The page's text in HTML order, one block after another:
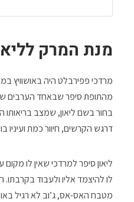
מנת המרק
מרדכי פפירבלט היה באושוויץ
בחור בשם ליאון, שמצב בריאותו
דרגש הקרשים, חיוור כמת ועיניו
ליאון סיפר למרדכי שאין לו
לו להיצמד אליו ולעבוד
מטבח האס-אס, ג’וב לא רגיל